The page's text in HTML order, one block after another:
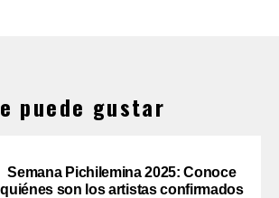
puede gustar
Semana Pichilemina 2025: Conoce
quiénes son los artistas confirmados